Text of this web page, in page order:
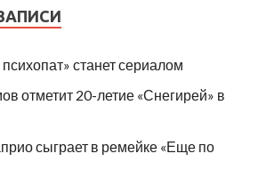
станет сериалом
отметит 20-летие «Снегирей» в
сыграет в ремейке «Еще по